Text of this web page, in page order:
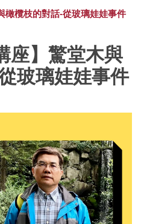
橄欖枝的對話-從玻璃娃娃事件
座】驚堂木與
玻璃娃娃事件